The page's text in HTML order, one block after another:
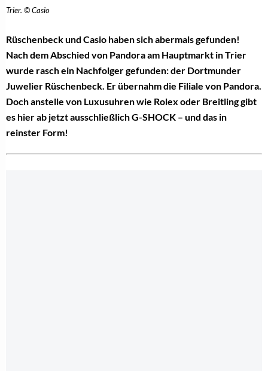
Trier. © Casio
Rüschenbeck und Casio haben sich abermals gefunden!
Nach dem Abschied von Pandora am Hauptmarkt in Trier
wurde rasch ein Nachfolger gefunden: der Dortmunder
Juwelier Rüschenbeck. Er übernahm die Filiale von Pandora.
Doch anstelle von Luxusuhren wie Rolex oder Breitling gibt
es hier ab jetzt ausschließlich G-SHOCK – und das in
reinster Form!